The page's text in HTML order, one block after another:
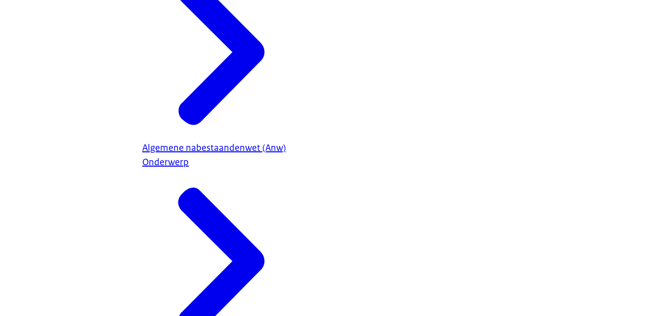
Algemene nabestaandenwet (Anw)
Onderwerp